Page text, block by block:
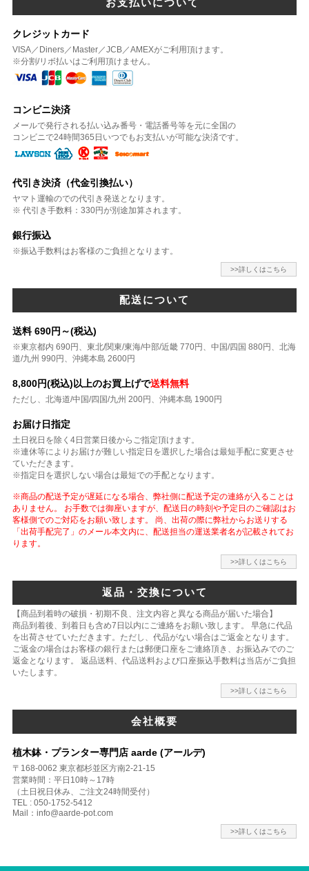
お支払いについて
クレジットカード
VISA／Diners／Master／JCB／AMEXがご利用頂けます。
※分割/リボ払いはご利用頂けません。
コンビニ決済
メールで発行される払い込み番号・電話番号等を元に全国の
コンビニで24時間365日いつでもお支払いが可能な決済です。
代引き決済（代金引換払い）
ヤマト運輸のでの代引き発送となります。
※ 代引き手数料：330円が別途加算されます。
銀行振込
※振込手数料はお客様のご負担となります。
>>詳しくはこちら
配送について
送料 690円～(税込)
※東京都内 690円、東北/関東/東海/中部/近畿 770円、中国/四国 880円、北海
道/九州 990円、沖縄本島 2600円
8,800円(税込)以上のお買上げで送料無料
ただし、北海道/中国/四国/九州 200円、沖縄本島 1900円
お届け日指定
土日祝日を除く4日営業日後からご指定頂けます。
※連休等によりお届けが難しい指定日を選択した場合は最短手配に変更させ
ていただきます。
※指定日を選択しない場合は最短での手配となります。
※商品の配送予定が遅延になる場合、弊社側に配送予定の連絡が入ることは
ありません。 お手数では御座いますが、配送日の時刻や予定日のご確認はお
客様側でのご対応をお願い致します。 尚、出荷の際に弊社からお送りする
「出荷手配完了」のメール本文内に、配送担当の運送業者名が記載されてお
ります。
>>詳しくはこちら
返品・交換について
【商品到着時の破損・初期不良、注文内容と異なる商品が届いた場合】
商品到着後、到着日も含め7日以内にご連絡をお願い致します。 早急に代品
を出荷させていただきます。ただし、代品がない場合はご返金となります。
ご返金の場合はお客様の銀行または郵便口座をご連絡頂き、お振込みでのご
返金となります。 返品送料、代品送料および口座振込手数料は当店がご負担
いたします。
>>詳しくはこちら
会社概要
植木鉢・プランター専門店 aarde (アールデ)
〒168-0062 東京都杉並区方南2-21-15
営業時間：平日10時～17時
（土日祝日休み、ご注文24時間受付）
TEL : 050-1752-5412
Mail：info@aarde-pot.com
>>詳しくはこちら